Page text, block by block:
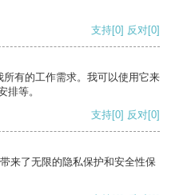
支持[0] 反对[0]
有的工作需求。我可以使用它来
排等。
支持[0] 反对[0]
来了无限的隐私保护和安全性保